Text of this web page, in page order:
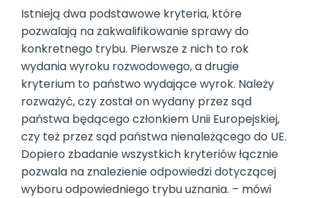
Istnieją dwa podstawowe kryteria, które
pozwalają na zakwalifikowanie sprawy do
konkretnego trybu. Pierwsze z nich to rok
wydania wyroku rozwodowego, a drugie
kryterium to państwo wydające wyrok. Należy
rozważyć, czy został on wydany przez sąd
państwa będącego członkiem Unii Europejskiej,
czy też przez sąd państwa nienależącego do UE.
Dopiero zbadanie wszystkich kryteriów łącznie
pozwala na znalezienie odpowiedzi dotyczącej
wyboru odpowiedniego trybu uznania. – mówi